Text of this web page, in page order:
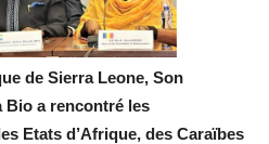
de Sierra Leone, Son
Bio a rencontré les
Etats d’Afrique, des Caraïbes